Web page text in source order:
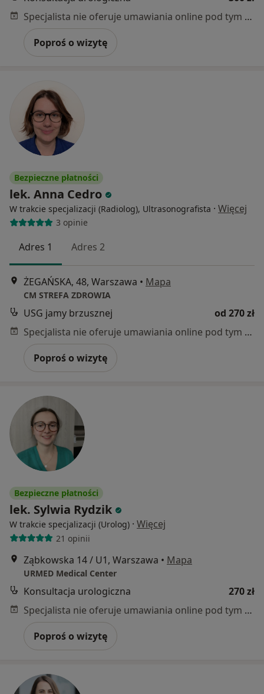
Specjalista nie oferuje umawiania online pod tym adresem.
Poproś o wizytę
Bezpieczne płatności
lek. Anna Cedro
W trakcie specjalizacji (Radiolog), Ultrasonografista · Więcej
3 opinie
Adres 1 Adres 2
ŻEGAŃSKA, 48, Warszawa • Mapa
CM STREFA ZDROWIA
USG jamy brzusznej
od 270 zł
Specjalista nie oferuje umawiania online pod tym adresem.
Poproś o wizytę
Bezpieczne płatności
lek. Sylwia Rydzik
W trakcie specjalizacji (Urolog) · Więcej
21 opinii
Ząbkowska 14 / U1, Warszawa • Mapa
URMED Medical Center
Konsultacja urologiczna
270 zł
Specjalista nie oferuje umawiania online pod tym adresem.
Poproś o wizytę